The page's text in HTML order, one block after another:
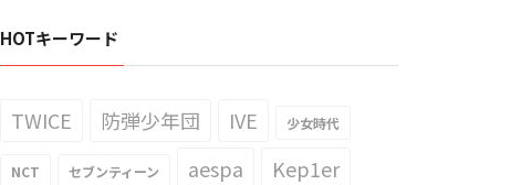
HOTキーワード
TWICE 防弾少年団 IVE 少女時代
NCT セブンティーン aespa Kep1er